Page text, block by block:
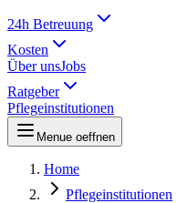
24h Betreuung
Kosten
Über unsJobs
Ratgeber
Pflegeinstitutionen
Menue oeffnen
Home
Pflegeinstitutionen